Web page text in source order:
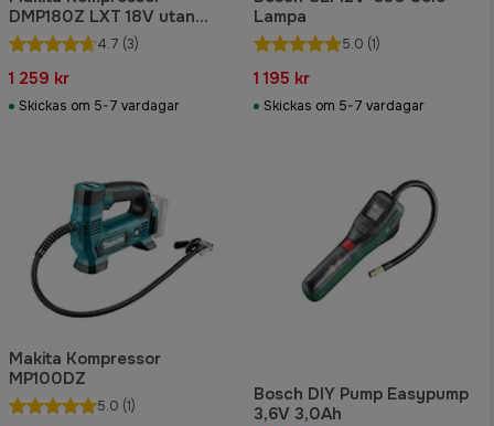
DMP180Z LXT 18V utan
batteri & laddare
4.7 (3)
1 259 kr
Skickas om 5-7 vardagar
Lampa
5.0 (1)
1 195 kr
Skickas om 5-7 vardagar
Makita Kompressor
MP100DZ
5.0 (1)
Bosch DIY Pump Easypump
3,6V 3,0Ah